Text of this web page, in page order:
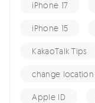
iPhone 17
iPhone 15
KakaoTalk Tips
change location
Apple ID